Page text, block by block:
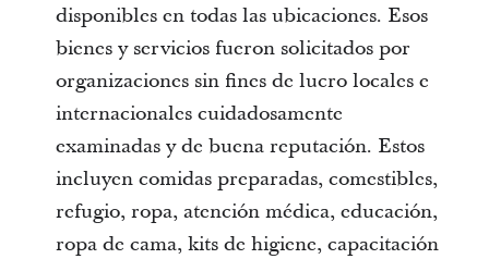
disponibles en todas las ubicaciones. Esos
bienes y servicios fueron solicitados por
organizaciones sin fines de lucro locales e
internacionales cuidadosamente
examinadas y de buena reputación. Estos
incluyen comidas preparadas, comestibles,
refugio, ropa, atención médica, educación,
ropa de cama, kits de higiene, capacitación